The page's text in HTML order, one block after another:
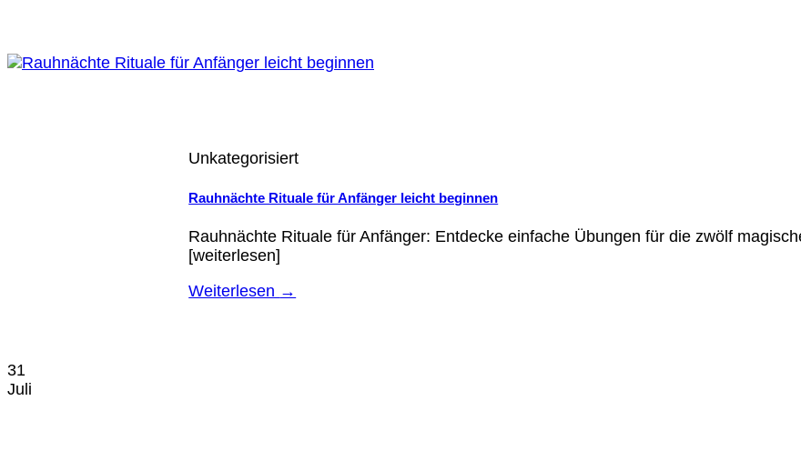
Unkategorisiert
Rauhnächte Rituale für Anfänger leicht beginnen
Rauhnächte Rituale für Anfänger: Entdecke einfache Übungen für die zwölf
[weiterlesen]
Weiterlesen →
31
Juli